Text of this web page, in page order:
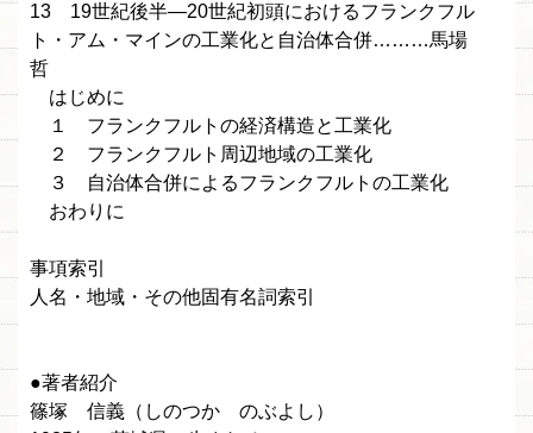
13 19世紀後半—20世紀初頭におけるフランクフル
ト・アム・マインの工業化と自治体合併………馬場
哲
はじめに
１ フランクフルトの経済構造と工業化
２ フランクフルト周辺地域の工業化
３ 自治体合併によるフランクフルトの工業化
おわりに
事項索引
人名・地域・その他固有名詞索引
●著者紹介
篠塚 信義（しのつか のぶよし）